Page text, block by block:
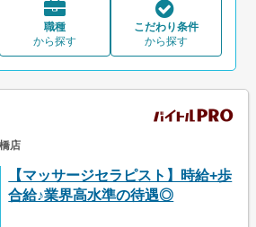
職種
から探す
こだわり条件
から探す
店
【マッサージセラピスト】時給+歩
合給♪業界高水準の待遇◎